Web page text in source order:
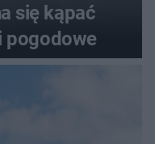
się kąpać
pogodowe